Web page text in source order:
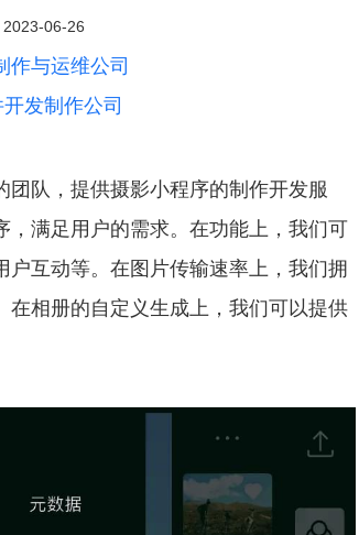
2023-06-26
作与运维公司
发制作公司
队，提供摄影小程序的制作开发服
满足用户的需求。在功能上，我们可
互动等。在图片传输速率上，我们拥
在相册的自定义生成上，我们可以提供